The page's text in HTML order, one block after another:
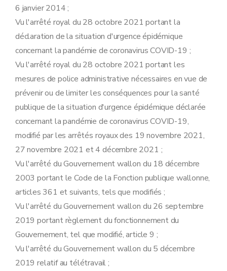
6 janvier 2014 ;
Vu l'arrêté royal du 28 octobre 2021 portant la
déclaration de la situation d'urgence épidémique
concernant la pandémie de coronavirus COVID-19 ;
Vu l'arrêté royal du 28 octobre 2021 portant les
mesures de police administrative nécessaires en vue de
prévenir ou de limiter les conséquences pour la santé
publique de la situation d'urgence épidémique déclarée
concernant la pandémie de coronavirus COVID-19,
modifié par les arrêtés royaux des 19 novembre 2021,
27 novembre 2021 et 4 décembre 2021 ;
Vu l'arrêté du Gouvernement wallon du 18 décembre
2003 portant le Code de la Fonction publique wallonne,
articles 361 et suivants, tels que modifiés ;
Vu l'arrêté du Gouvernement wallon du 26 septembre
2019 portant règlement du fonctionnement du
Gouvernement, tel que modifié, article 9 ;
Vu l'arrêté du Gouvernement wallon du 5 décembre
2019 relatif au télétravail ;